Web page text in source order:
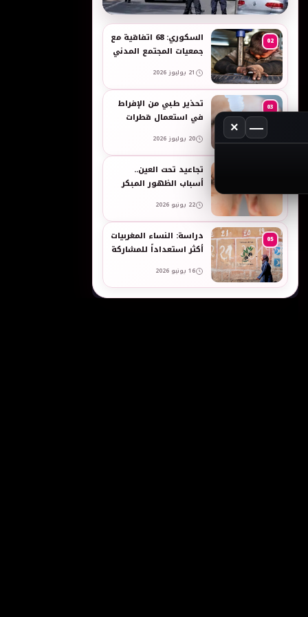
به
02
السكوري: 68 اتفاقية مع
جمعيات المجتمع المدني
والنساء في العمل
21 يوليوز 2026
03
تحذير طبي من الإفراط
في استعمال قطرات
المضيقة للأوعية
20 يوليوز 2026
تجاعيد تحت العين..
أسباب الظهور المبكر
بالبشرة الحساسة -
taroudant press
22 يونيو 2026
05
دراسة: النساء المغربيات
أكثر استعداداً للمشاركة
بالرجال
16 يونيو 2026
—
×